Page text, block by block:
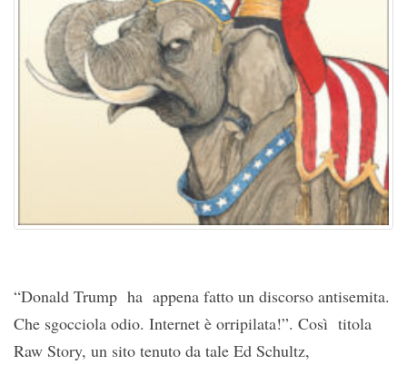
“Donald Trump ha appena fatto un discorso antisemita.
Che sgocciola odio. Internet è orripilata!”. Così titola
Raw Story, un sito tenuto da tale Ed Schultz,